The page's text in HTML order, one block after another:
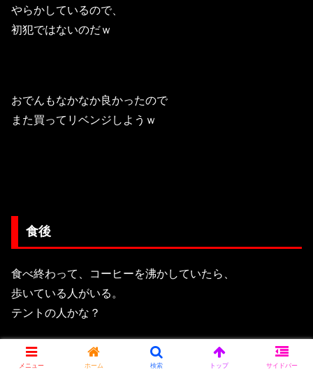
やらかしているので、
初犯ではないのだｗ
おでんもなかなか良かったので
また買ってリベンジしようｗ
食後
食べ終わって、コーヒーを沸かしていたら、
歩いている人がいる。
テントの人かな？
メニュー ホーム 検索 トップ サイドバー